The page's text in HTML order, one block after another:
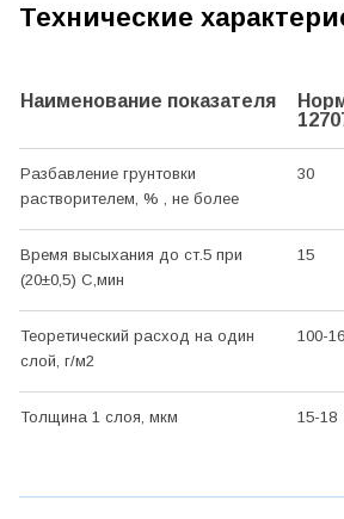
Технические
Наименование показателя
Разбавление грунтовки
растворителем, % , не более
30
Время высыхания до ст.5 при
(20±0,5) С,мин
15
Теоретический расход на один
слой, г/м2
100-
Толщина 1 слоя, мкм 15-18